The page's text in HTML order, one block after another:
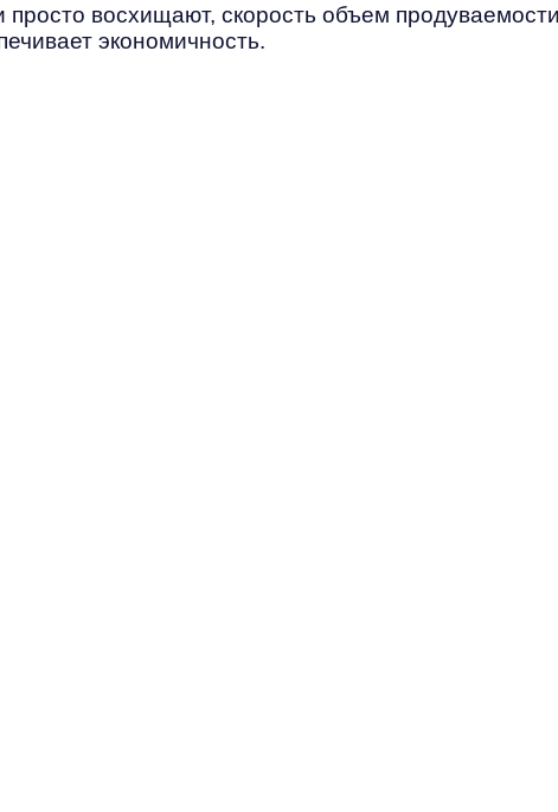
восхищают, скорость объем
экономичность.